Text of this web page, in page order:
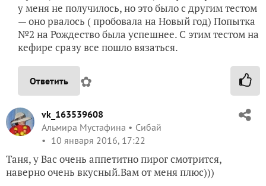
у меня не получилось, но это было с другим тестом
— оно рвалось ( пробовала на Новый год) Попытка
№2 на Рождество была успешнее. С этим тестом на
кефире сразу все пошло вязаться.
Ответить ✿
vk_163539608
Альмира Мустафина
Сибай
10 января 2016, 17:22
Таня, у Вас очень аппетитно пирог смотрится,
наверно очень вкусный.Вам от меня плюс)))